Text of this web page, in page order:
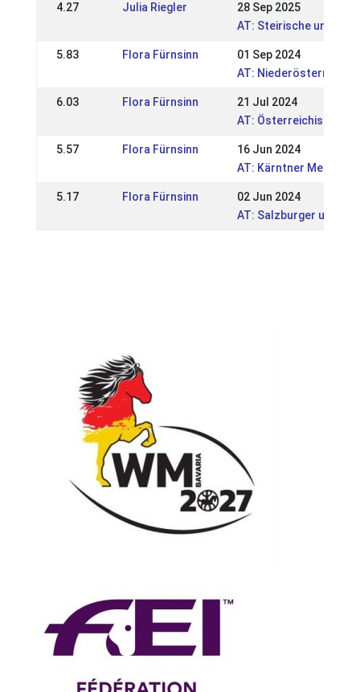
4.27 Julia Riegler
28 Sep 2025
AT: Steirische und
5.83 Flora Fürnsinn
01 Sep 2024
AT:
6.03 Flora Fürnsinn
21 Jul 2024
AT: Österreichische
5.57 Flora Fürnsinn
16 Jun 2024
AT: Kärntner
5.17 Flora Fürnsinn
02 Jun 2024
AT: Salzburger und